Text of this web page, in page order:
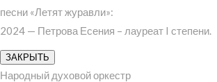
песни «Летят журавли»:
2024 — Петрова Есения – лауреат I степени.
ЗАКРЫТЬ
Народный духовой оркестр